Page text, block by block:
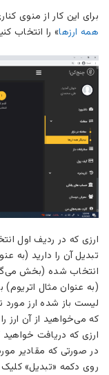
برای این کار از منوی
همه ارزها» را انتخاب
ارزی که در ردیف اول
تبدیل آن را دارید (به
انتخاب شده (بخش
(به عنوان مثال اتریوم)
لیست باز شده ارز مورد
که می‌خواهید از آن ارز
ارزی که دریافت
در صورتی که مقادیر
روی دکمه «تبدیل» کلیک